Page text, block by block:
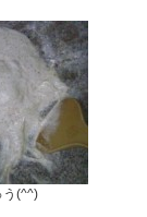
う(^^)